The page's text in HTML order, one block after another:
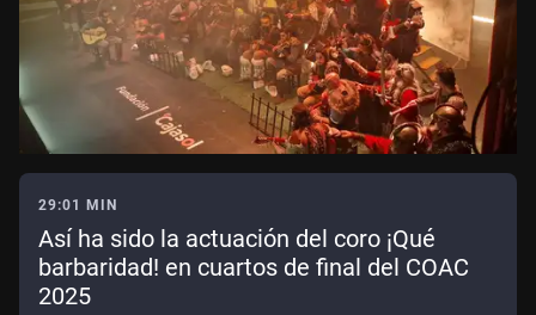
29:01 MIN
Así ha sido la actuación del coro ¡Qué
barbaridad! en cuartos de final del COAC
2025